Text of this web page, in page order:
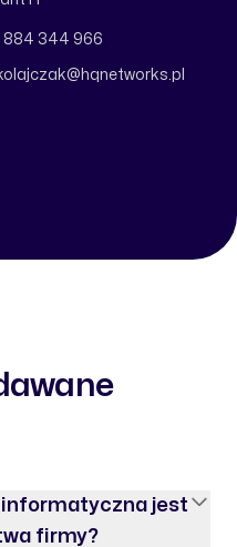
884 344 966
informatyczna jest
firmy?